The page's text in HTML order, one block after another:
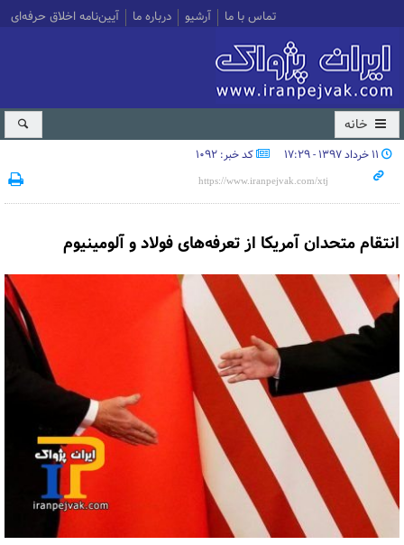
تماس با ما آرشیو درباره ما آیین‌نامه اخلاق حرفه‌ای
خانه
۱۱ خرداد ۱۳۹۷ - ۱۷:۲۹ کد خبر: 1092
انتقام متحدان آمریکا از تعرفه‌های فولاد و آلومینیوم